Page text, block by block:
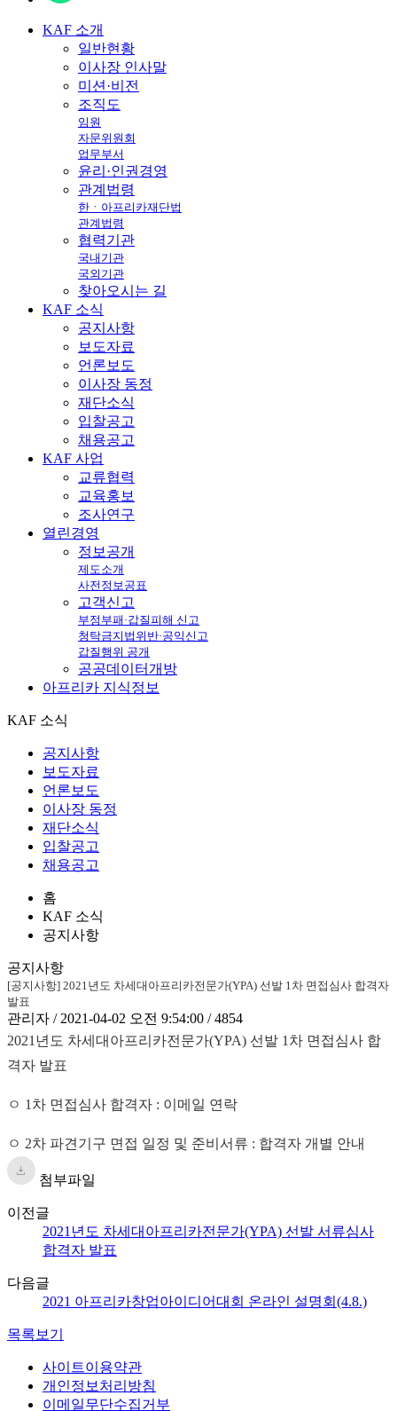
KAF 소개
일반현황
이사장 인사말
미션·비전
조직도
임원
자문위원회
업무부서
윤리·인권경영
관계법령
한ㆍ아프리카재단법
관계법령
협력기관
국내기관
국외기관
찾아오시는 길
KAF 소식
공지사항
보도자료
언론보도
이사장 동정
재단소식
입찰공고
채용공고
KAF 사업
교류협력
교육홍보
조사연구
열린경영
정보공개
제도소개
사전정보공표
고객신고
부정부패·갑질피해 신고
청탁금지법위반·공익신고
갑질행위 공개
공공데이터개방
아프리카 지식정보
KAF 소식
공지사항
보도자료
언론보도
이사장 동정
재단소식
입찰공고
채용공고
홈
KAF 소식
공지사항
공지사항
[공지사항] 2021년도 차세대아프리카전문가(YPA) 선발 1차 면접심사 합격자
발표
관리자 / 2021-04-02 오전 9:54:00 / 4854
2021년도 차세대아프리카전문가(YPA) 선발 1차 면접심사 합
격자 발표
ㅇ 1차 면접심사 합격자 : 이메일 연락
ㅇ 2차 파견기구 면접 일정 및 준비서류 : 합격자 개별 안내
첨부파일
이전글
2021년도 차세대아프리카전문가(YPA) 선발 서류심사
합격자 발표
다음글
2021 아프리카창업아이디어대회 온라인 설명회(4.8.)
목록보기
사이트이용약관
개인정보처리방침
이메일무단수집거부